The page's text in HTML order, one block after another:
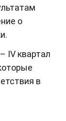
о
IV квартал
в